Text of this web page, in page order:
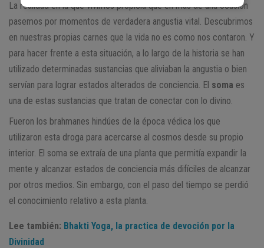
La realidad en la que vivimos propicia que en más de una ocasión
pasemos por momentos de verdadera angustia vital. Descubrimos
en nuestras propias carnes que la vida no es como nos contaron. Y
para hacer frente a esta situación, a lo largo de la historia se han
utilizado determinadas sustancias que aliviaban la angustia o bien
servían para lograr estados alterados de conciencia. El soma es
una de estas sustancias que tratan de conectar con lo divino.
Fueron los brahmanes hindúes de la época védica los que
utilizaron esta droga para acercarse al cosmos desde su propio
interior. El soma se extraía de una planta que permitía expandir la
mente y alcanzar estados de conciencia más difíciles de alcanzar
por otros medios. Sin embargo, con el paso del tiempo se perdió
el conocimiento relativo a esta planta.
Lee también: Bhakti Yoga, la practica de devoción por la
Divinidad